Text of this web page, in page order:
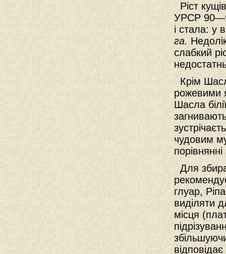
Ріст
УРСР
і стала: у
га.
слабкий
Крім
рожевими
Шасла
чудовим
Для
глуар,
виділяти
місця